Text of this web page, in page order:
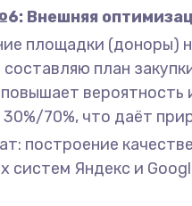
Внешняя
площадки
план
70%, что даёт
построение
систем Яндекс и